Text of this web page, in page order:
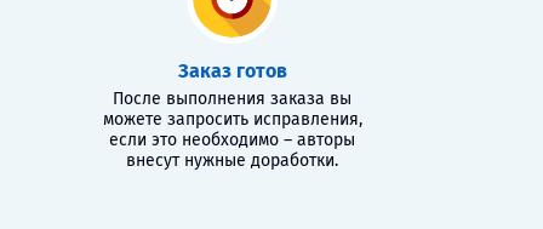
Заказ готов
После выполнения заказа вы
можете запросить исправления,
если это необходимо – авторы
внесут нужные доработки.